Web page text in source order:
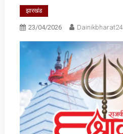
झारखंड
23/04/2026 Dainikbharat24